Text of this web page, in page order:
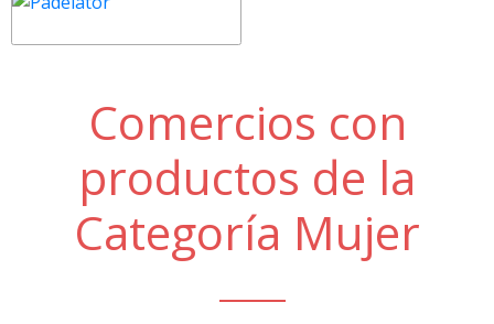
Comercios con
productos de la
Categoría Mujer